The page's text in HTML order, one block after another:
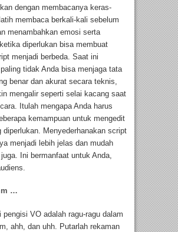
dengan membacanya keras-
membaca berkali-kali sebelum
menambahkan emosi serta
diperlukan bisa membuat
menjadi berbeda. Saat ini
tidak Anda bisa menjaga tata
benar dan akurat secara teknis,
mengalir seperti selai kacang saat
Itulah mengapa Anda harus
kemampuan untuk mengedit
diperlukan. Menyederhanakan script
menjadi lebih jelas dan mudah
Ini bermanfaat untuk Anda,
…
pengisi VO adalah ragu-ragu dalam
ahh, dan uhh. Putarlah rekaman